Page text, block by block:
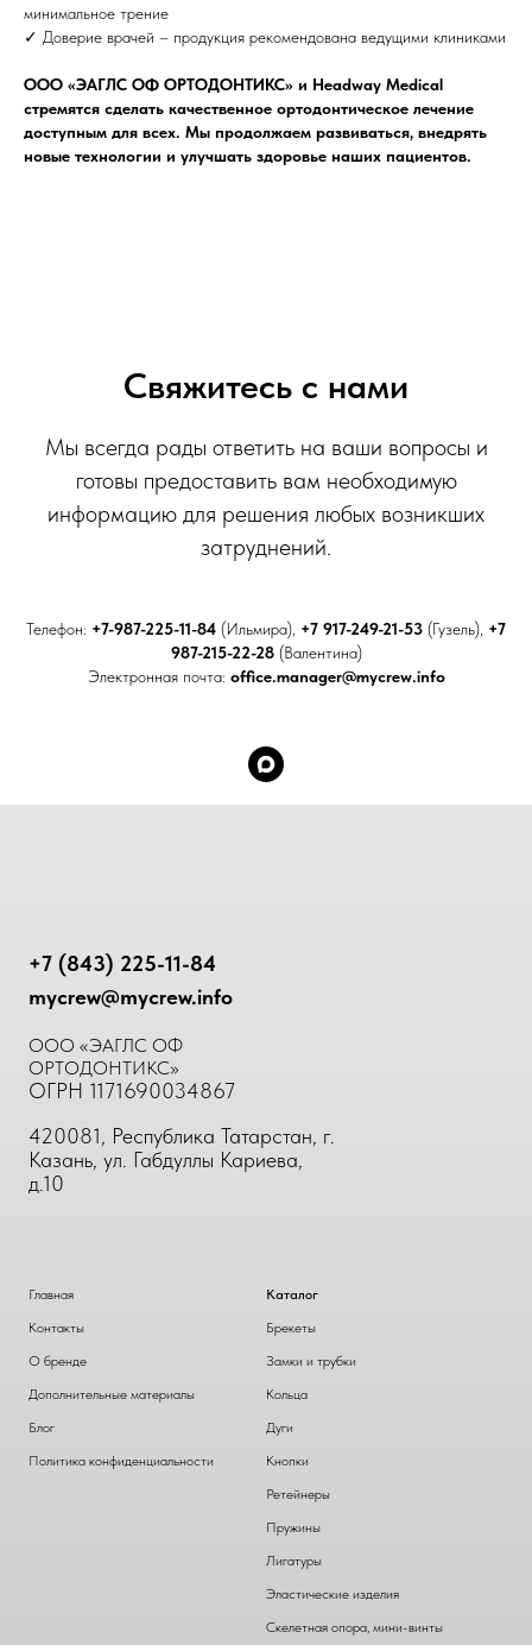
минимальное трение
✓ Доверие врачей – продукция рекомендована ведущими клиниками
ООО «ЭАГЛС ОФ ОРТОДОНТИКС» и Headway Medical
стремятся сделать качественное ортодонтическое лечение
доступным для всех. Мы продолжаем развиваться, внедрять
новые технологии и улучшать здоровье наших пациентов.
Свяжитесь с нами
Мы всегда рады ответить на ваши вопросы и
готовы предоставить вам необходимую
информацию для решения любых возникших
затруднений.
Телефон: +7-987-225-11-84 (Ильмира), +7 917-249-21-53 (Гузель), +7
987-215-22-28 (Валентина)
Электронная почта: office.manager@mycrew.info
+7 (843) 225-11-84
mycrew@mycrew.info
ООО «ЭАГЛС ОФ
ОРТОДОНТИКС»
ОГРН 1171690034867
420081, Республика Татарстан, г.
Казань, ул. Габдуллы Кариева,
д.10
Главная
Контакты
О бренде
Дополнительные материалы
Блог
Политика конфиденциальности
Каталог
Брекеты
Замки и трубки
Кольца
Дуги
Кнопки
Ретейнеры
Пружины
Лигатуры
Эластические изделия
Скелетная опора, мини-винты